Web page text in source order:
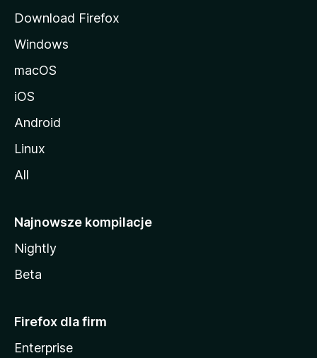
Download Firefox
Windows
macOS
iOS
Android
Linux
All
Najnowsze kompilacje
Nightly
Beta
Firefox dla firm
Enterprise